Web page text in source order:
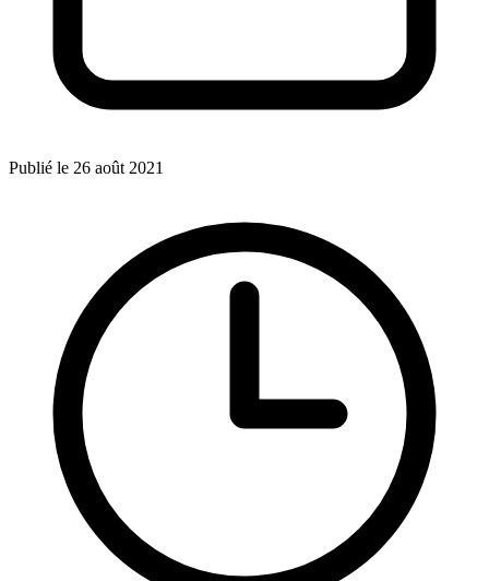
Publié le 26 août 2021